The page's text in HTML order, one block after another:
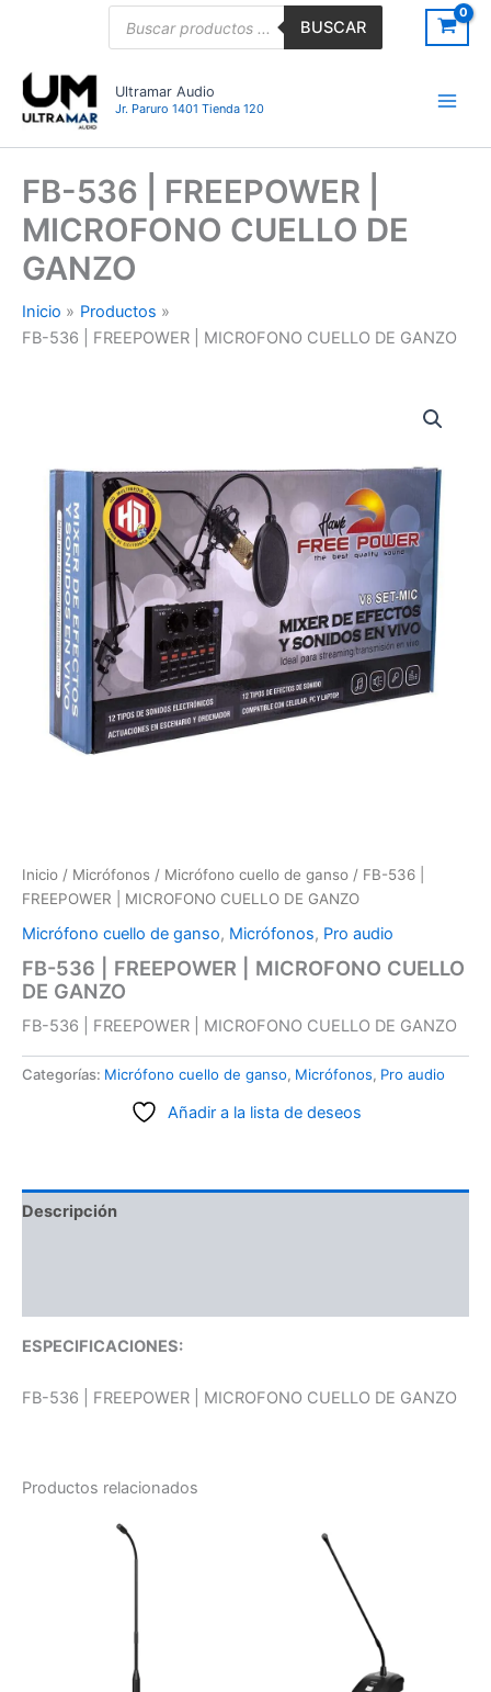
BUSCAR
Ultramar Audio
Jr. Paruro 1401 Tienda 120
FB-536 | FREEPOWER |
MICROFONO CUELLO DE
GANZO
Inicio
Productos
FB-536 | FREEPOWER | MICROFONO CUELLO DE GANZO
Inicio / Micrófonos / Micrófono cuello de ganso / FB-536 |
FREEPOWER | MICROFONO CUELLO DE GANZO
Micrófono cuello de ganso, Micrófonos, Pro audio
FB-536 | FREEPOWER | MICROFONO CUELLO
DE GANZO
FB-536 | FREEPOWER | MICROFONO CUELLO DE GANZO
Categorías: Micrófono cuello de ganso, Micrófonos, Pro audio
Añadir a la lista de deseos
Descripción
ESPECIFICACIONES:
FB-536 | FREEPOWER | MICROFONO CUELLO DE GANZO
Productos relacionados